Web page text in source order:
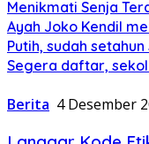
Menikmati Senja
Ayah Joko Kendil
Putih, sudah
Segera daftar,
Berita 4 Desember